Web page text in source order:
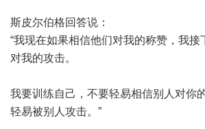
斯皮尔伯格回答说：
“我现在如果相信他们对我的称赞，我接
对我的攻击。
我要训练自己，不要轻易相信别人对你
轻易被别人攻击。”